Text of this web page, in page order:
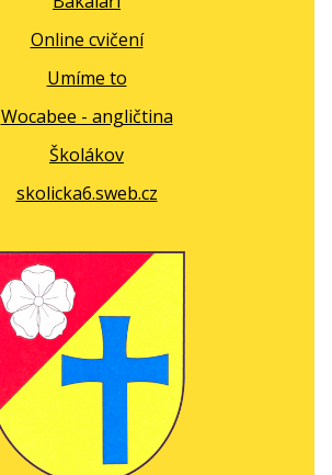
Online cvičení
Umíme to
Wocabee - angličtina
Školákov
skolicka6.sweb.cz